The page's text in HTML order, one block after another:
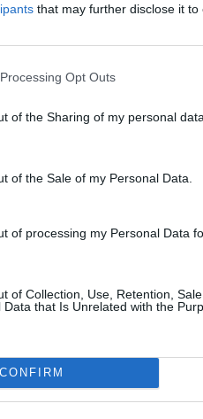
that may further disclose it to
Opt Outs
of the Sharing of my personal data.
of the Sale of my Personal Data.
of processing my Personal Data
of Collection, Use, Retention,
Data that Is Unrelated with the
CONFIRM